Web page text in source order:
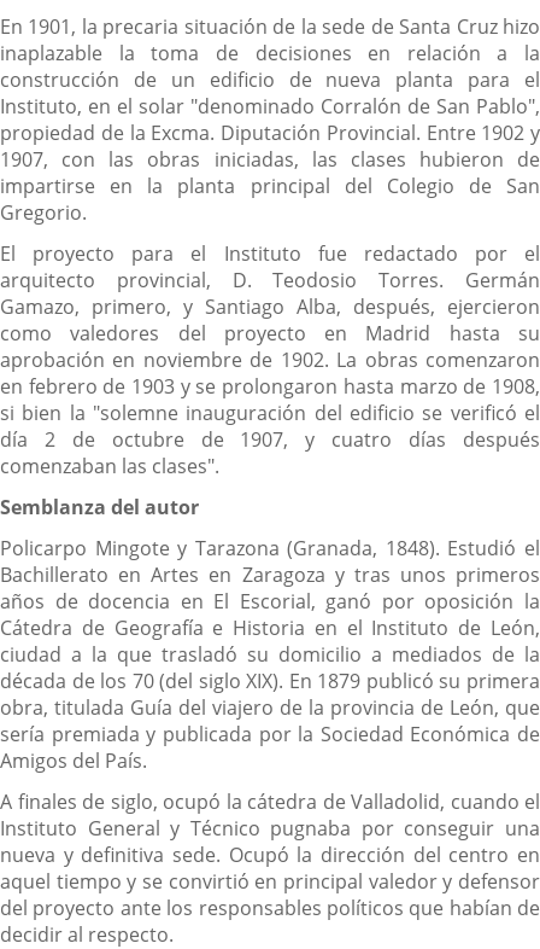
En 1901, la precaria situación de la sede de Santa Cruz hizo
inaplazable la toma de decisiones en relación a la
construcción de un edificio de nueva planta para el
Instituto, en el solar "denominado Corralón de San Pablo",
propiedad de la Excma. Diputación Provincial. Entre 1902 y
1907, con las obras iniciadas, las clases hubieron de
impartirse en la planta principal del Colegio de San
Gregorio.
El proyecto para el Instituto fue redactado por el
arquitecto provincial, D. Teodosio Torres. Germán
Gamazo, primero, y Santiago Alba, después, ejercieron
como valedores del proyecto en Madrid hasta su
aprobación en noviembre de 1902. La obras comenzaron
en febrero de 1903 y se prolongaron hasta marzo de 1908,
si bien la "solemne inauguración del edificio se verificó el
día 2 de octubre de 1907, y cuatro días después
comenzaban las clases".
Semblanza del autor
Policarpo Mingote y Tarazona (Granada, 1848). Estudió el
Bachillerato en Artes en Zaragoza y tras unos primeros
años de docencia en El Escorial, ganó por oposición la
Cátedra de Geografía e Historia en el Instituto de León,
ciudad a la que trasladó su domicilio a mediados de la
década de los 70 (del siglo XIX). En 1879 publicó su primera
obra, titulada Guía del viajero de la provincia de León, que
sería premiada y publicada por la Sociedad Económica de
Amigos del País.
A finales de siglo, ocupó la cátedra de Valladolid, cuando el
Instituto General y Técnico pugnaba por conseguir una
nueva y definitiva sede. Ocupó la dirección del centro en
aquel tiempo y se convirtió en principal valedor y defensor
del proyecto ante los responsables políticos que habían de
decidir al respecto.